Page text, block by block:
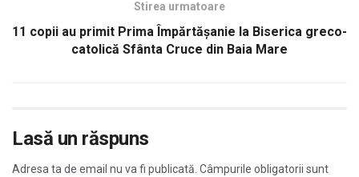
Stirea urmatoare
11 copii au primit Prima Împărtășanie la Biserica greco-
catolică Sfânta Cruce din Baia Mare
Lasă un răspuns
Adresa ta de email nu va fi publicată. Câmpurile obligatorii sunt